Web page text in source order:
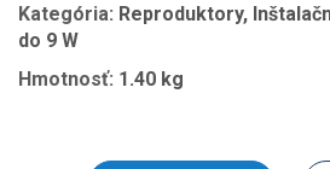
Kategória: Reproduktory,
do 9 W
Hmotnosť: 1.40 kg